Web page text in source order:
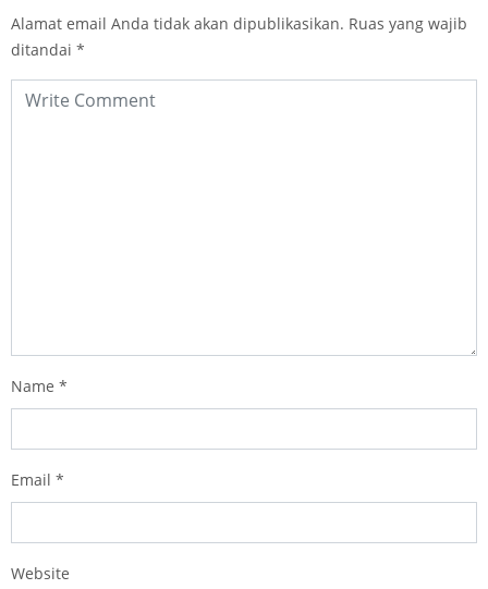
Alamat email Anda tidak akan dipublikasikan. Ruas yang wajib
ditandai *
Name *
Email *
Website